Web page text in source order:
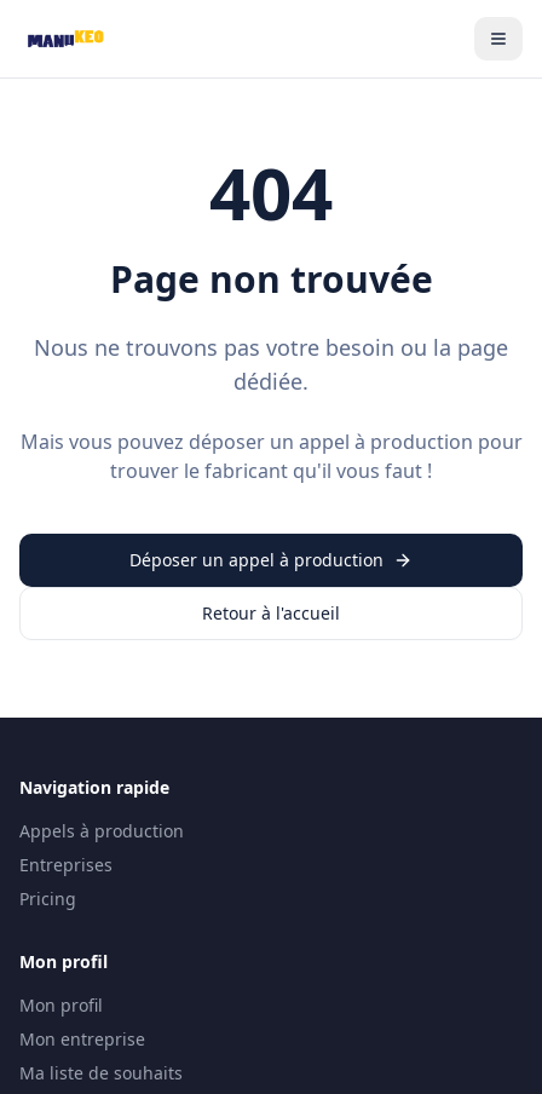
404
Page non trouvée
Nous ne trouvons pas votre besoin ou la page
dédiée.
Mais vous pouvez déposer un appel à production pour
trouver le fabricant qu'il vous faut !
Déposer un appel à production
Retour à l'accueil
Navigation rapide
Appels à production
Entreprises
Pricing
Mon profil
Mon profil
Mon entreprise
Ma liste de souhaits